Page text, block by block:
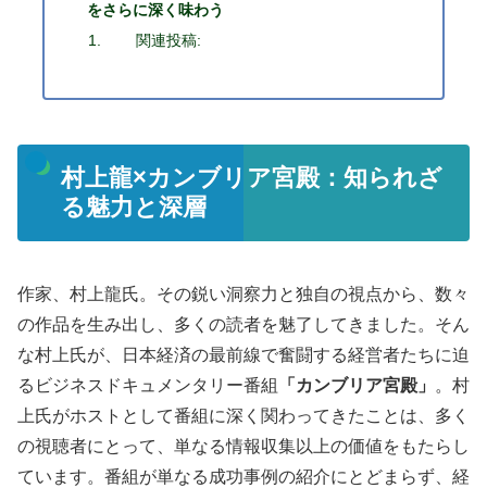
をさらに深く味わう
関連投稿:
村上龍×カンブリア宮殿：知られざ
る魅力と深層
作家、村上龍氏。その鋭い洞察力と独自の視点から、数々
の作品を生み出し、多くの読者を魅了してきました。そん
な村上氏が、日本経済の最前線で奮闘する経営者たちに迫
るビジネスドキュメンタリー番組
「カンブリア宮殿」
。村
上氏がホストとして番組に深く関わってきたことは、多く
の視聴者にとって、単なる情報収集以上の価値をもたらし
ています。番組が単なる成功事例の紹介にとどまらず、経